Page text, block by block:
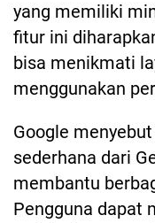
yang memiliki
fitur ini
bisa menikmati
menggunakan
Google
sederhana dari
membantu
Pengguna dapat